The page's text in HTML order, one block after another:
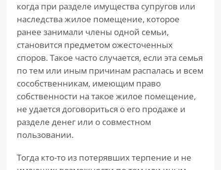
когда при разделе имущества супругов или
наследства жилое помещение, которое
ранее занимали члены одной семьи,
становится предметом ожесточенных
споров. Такое часто случается, если эта семья
по тем или иным причинам распалась и всем
сособственникам, имеющим право
собственности на такое жилое помещение,
не удается договориться о его продаже и
разделе денег или о совместном
пользовании.
Тогда кто-то из потерявших терпение и не